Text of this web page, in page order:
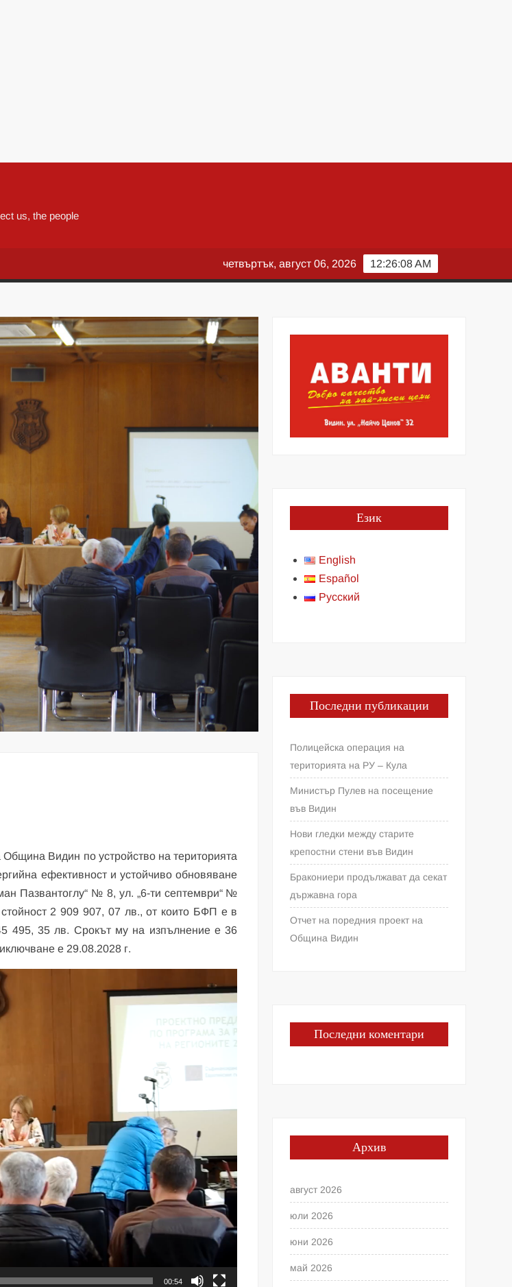
us, the people
12:26:10 AM
четвъртък, август 06, 2026
Видин по устройство на територията
ефективност и устойчиво обновяване
Пазвантоглу“ № 8, ул. „6-ти септември“ №
2 909 907, 07 лв., от които БФП е в
495, 35 лв. Срокът му на изпълнение е 36
е 29.08.2028 г.
00:54
Език
English
Español
Русский
Последни публикации
Полицейска операция на
територията на РУ – Кула
Министър Пулев на посещение
във Видин
Нови гледки между старите
крепостни стени във Видин
Бракониери продължават да секат
държавна гора
Отчет на поредния проект на
Община Видин
Последни коментари
Архив
август 2026
юли 2026
юни 2026
май 2026